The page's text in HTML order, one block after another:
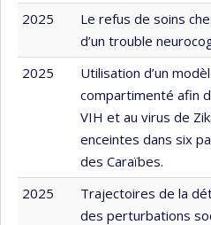
2025
Le refus de soins
d’un trouble
2025
Utilisation d’un
compartimenté afin
VIH et au virus de
enceintes dans six
des Caraïbes.
2025
Trajectoires de la
des perturbations